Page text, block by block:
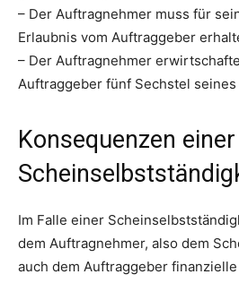
– Der Auftragnehmer muss für
Erlaubnis vom Auftraggeber
– Der Auftragnehmer
Auftraggeber fünf Sechstel seines
Konsequenzen einer
Im Falle einer
dem Auftragnehmer, also dem
auch dem Auftraggeber